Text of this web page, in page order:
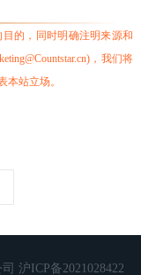
的，同时明确注明来源和
，我们将
站立场。
沪ICP备2021028422